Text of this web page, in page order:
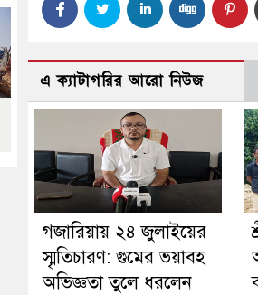
এ ক্যাটাগরির আরো নিউজ
গজারিয়ায় ২৪ জুলাইয়ের
স্মৃতিচারণ: গুমের ভয়াবহ
অভিজ্ঞতা তুলে ধরলেন